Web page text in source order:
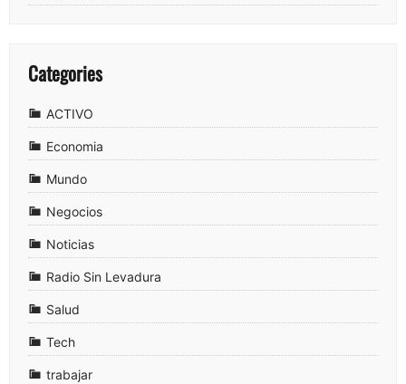
Categories
ACTIVO
Economia
Mundo
Negocios
Noticias
Radio Sin Levadura
Salud
Tech
trabajar